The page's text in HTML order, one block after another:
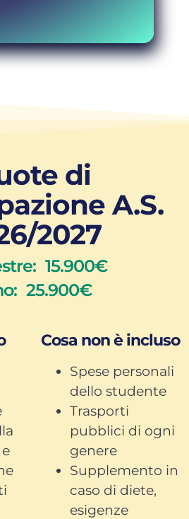
di
A.S.
2027
15.900€
25.900€
Cosa non è incluso
Spese personali
dello studente
Trasporti
pubblici di ogni
genere
Supplemento in
caso di diete,
esigenze